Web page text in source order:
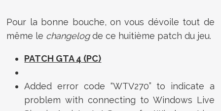
Pour la bonne bouche, on vous dévoile tout de
même le changelogde ce huitième patch du jeu.
PATCH GTA 4 (PC)
Added error code “WTV270” to indicate a
problem with connecting to Windows Live